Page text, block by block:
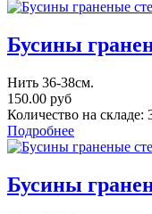
Бусины
Нить 36-38см.
150.00 руб
Количество на складе:
Подробнее
Бусины